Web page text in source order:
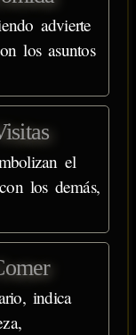
advierte
los asuntos
el
los demás,
indica